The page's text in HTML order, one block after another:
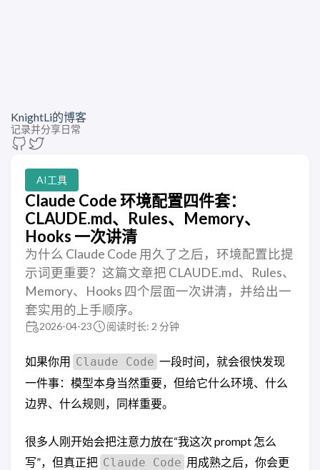
KnightLi的博客
记录并分享日常
AI工具
Claude Code 环境配置四件套：
CLAUDE.md、Rules、Memory、
Hooks 一次讲清
为什么 Claude Code 用久了之后，环境配置比提
示词更重要？这篇文章把 CLAUDE.md、Rules、
Memory、Hooks 四个层面一次讲清，并给出一
套实用的上手顺序。
2026-04-23 阅读时长: 2 分钟
如果你用 Claude Code 一段时间，就会很快发现
一件事：模型本身当然重要，但给它什么环境、什么
边界、什么规则，同样重要。
很多人刚开始会把注意力放在“我这次 prompt 怎么
写”，但真正把 Claude Code 用成熟之后，你会更